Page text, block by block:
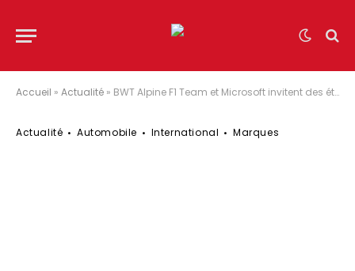
Accueil » Actualité » BWT Alpine F1 Team et Microsoft invitent des étudiantes de Melbourne à participer à Race Into STEM lors du Grand Prix d’Australie
Actualité Automobile International Marques